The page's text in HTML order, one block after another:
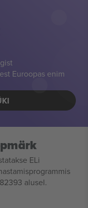
Euroopas enim
ELi
alusel.